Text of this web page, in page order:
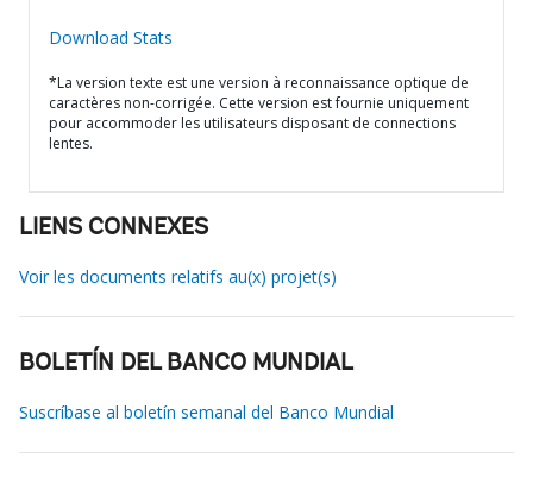
Download Stats
*La version texte est une version à reconnaissance optique de
caractères non-corrigée. Cette version est fournie uniquement
pour accommoder les utilisateurs disposant de connections
lentes.
LIENS CONNEXES
Voir les documents relatifs au(x) projet(s)
BOLETÍN DEL BANCO MUNDIAL
Suscríbase al boletín semanal del Banco Mundial